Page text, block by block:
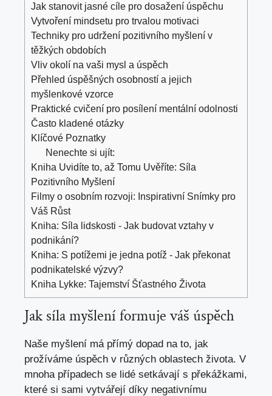
Jak stanovit jasné cíle pro dosažení úspěchu
Vytvoření mindsetu pro trvalou motivaci
Techniky pro udržení pozitivního myšlení v
těžkých obdobích
Vliv okolí na vaši mysl a úspěch
Přehled úspěšných osobností a jejich
myšlenkové vzorce
Praktické cvičení pro posílení mentální odolnosti
Často kladené otázky
Klíčové Poznatky
Nenechte si ujít:
Kniha Uvidíte to, až Tomu Uvěříte: Síla
Pozitivního Myšlení
Filmy o osobním rozvoji: Inspirativní Snímky pro
Váš Růst
Kniha: Síla lidskosti - Jak budovat vztahy v
podnikání?
Kniha: S potížemi je jedna potíž - Jak překonat
podnikatelské výzvy?
Kniha Lykke: Tajemství Šťastného Života
Jak síla myšlení formuje váš úspěch
Naše myšlení má přímý dopad na to, jak
prožíváme úspěch v různých oblastech života. V
mnoha případech se lidé setkávají s překážkami,
které si sami vytvářejí díky negativnímu